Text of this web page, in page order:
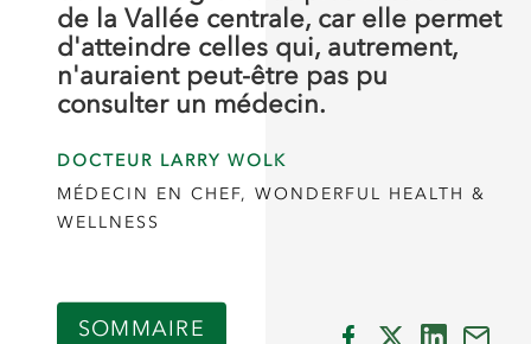
SOMMAIRE
de la Vallée centrale, car elle permet
d'atteindre celles qui, autrement,
n'auraient peut-être pas pu
consulter un médecin.
DOCTEUR LARRY WOLK
MÉDECIN EN CHEF, WONDERFUL HEALTH &
WELLNESS